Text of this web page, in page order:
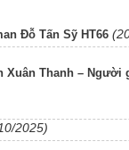
Đỗ Tấn Sỹ HT66
Xuân Thanh – Người
2025)